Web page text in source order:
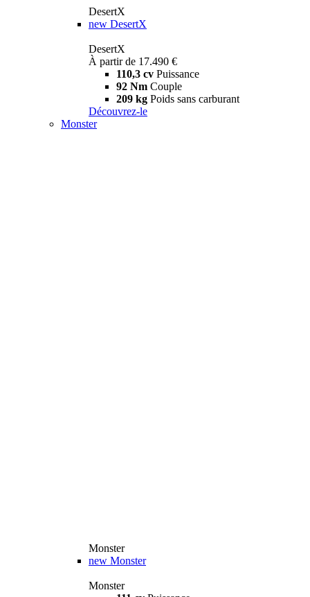
DesertX
new DesertX
DesertX
À partir de 17.490 €
110,3 cv Puissance
92 Nm Couple
209 kg Poids sans carburant
Découvrez-le
Monster
Monster
new Monster
Monster